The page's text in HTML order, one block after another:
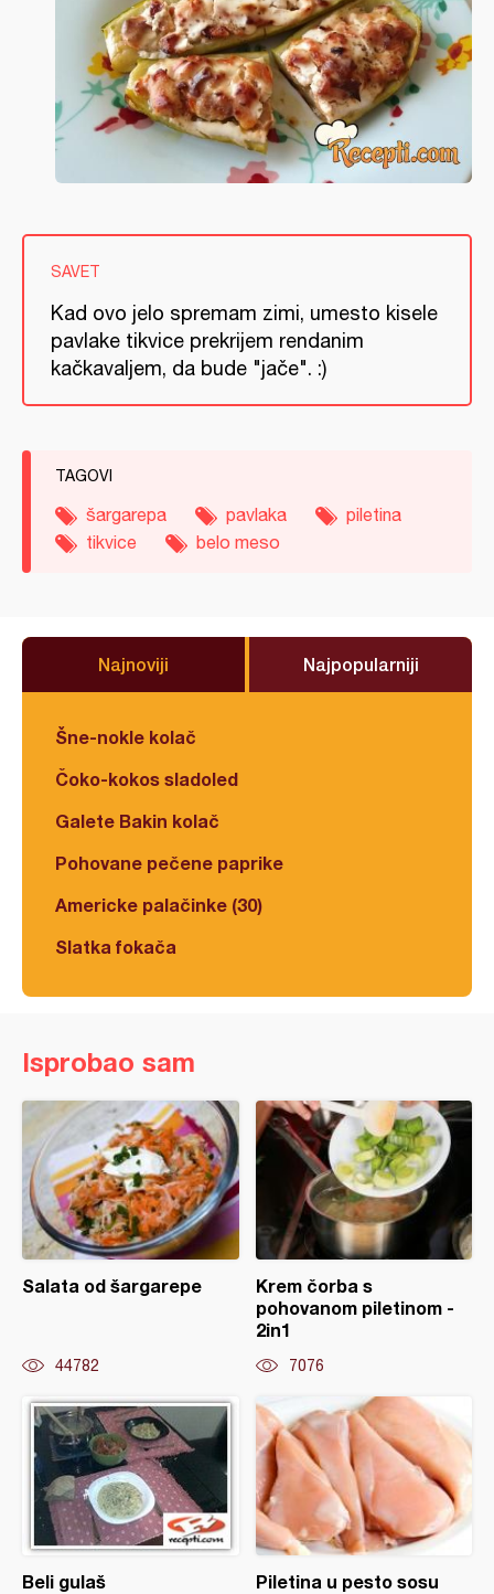
SAVET
Kad ovo jelo spremam zimi, umesto kisele
pavlake tikvice prekrijem rendanim
kačkavaljem, da bude "jače". :)
TAGOVI
šargarepa pavlaka
piletina
tikvice
belo meso
Najnoviji Najpopularniji
Šne-nokle kolač
Čoko-kokos sladoled
Galete Bakin kolač
Pohovane pečene paprike
Americke palačinke (30)
Slatka fokača
Isprobao sam
Salata od šargarepe
44782
Krem čorba s
pohovanom piletinom -
2in1
7076
Beli gulaš Piletina u pesto sosu